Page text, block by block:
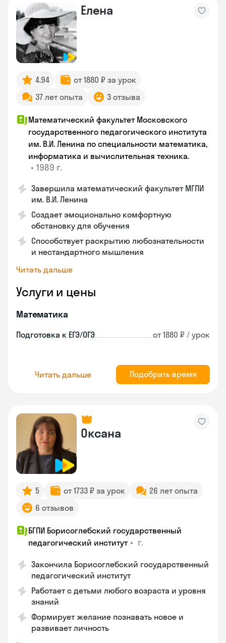
Елена
4.94
от 1880 ₽ за урок
37 лет опыта
3 отзыва
Математический факультет Московского
государственного педагогического института
им. В.И. Ленина по специальности математика,
информатика и вычислительная техника.
• 1989 г.
Завершила математический факультет МГПИ
им. В.И. Ленина
Создает эмоционально комфортную
обстановку для обучения
Способствует раскрытию любознательности
и нестандартного мышления
Читать дальше
Услуги и цены
Математика
Подготовка к ЕГЭ/ОГЭ от 1880 ₽ / урок
Читать дальше Подобрать время
Оксана
5 от 1733 ₽ за урок
26 лет опыта
6 отзывов
БГПИ Борисоглебский государственный
педагогический институт • г.
Закончила Борисоглебский государственный
педагогический институт
Работает с детьми любого возраста и уровня
знаний
Формирует желание познавать новое и
развивает личность